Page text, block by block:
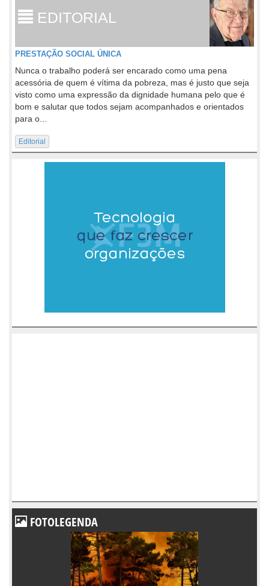
EDITORIAL
PRESTAÇÃO SOCIAL ÚNICA
Nunca o trabalho poderá ser encarado como uma pena
acessória de quem é vítima da pobreza, mas é justo que seja
visto como uma expressão da dignidade humana pelo que é
bom e salutar que todos sejam acompanhados e orientados
para o...
Editorial
FOTOLEGENDA